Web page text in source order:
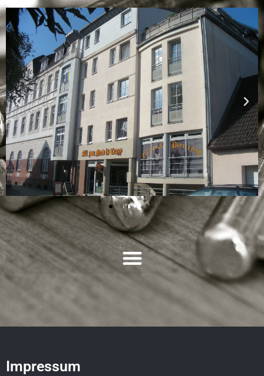
Impressum